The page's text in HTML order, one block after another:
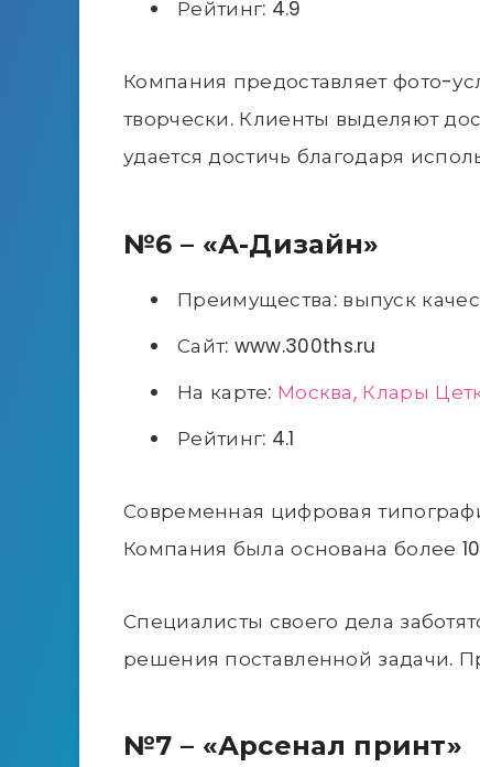
Рейтинг: 4.9
Компания предоставляет фото-
творчески. Клиенты выделяют
удается достичь благодаря
№6 – «А-Дизайн»
Преимущества: выпуск
Сайт: www.300ths.ru
На карте: Москва, Клары
Рейтинг: 4.1
Современная цифровая
Компания была основана более
Специалисты своего дела
решения поставленной задачи.
№7 – «Арсенал принт»